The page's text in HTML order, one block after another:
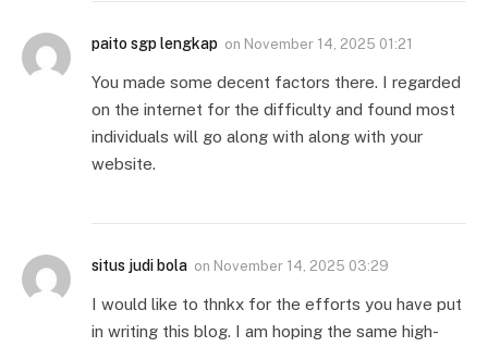
paito sgp lengkap on November 14, 2025 01:21
You made some decent factors there. I regarded
on the internet for the difficulty and found most
individuals will go along with along with your
website.
situs judi bola on November 14, 2025 03:29
I would like to thnkx for the efforts you have put
in writing this blog. I am hoping the same high-